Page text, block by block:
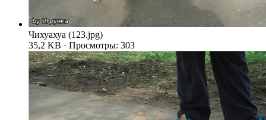
Чихуахуа (123.jpg)
35,2 KB · Просмотры: 303